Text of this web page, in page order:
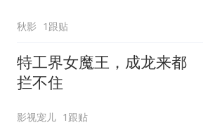
秋影 1跟贴
特工界女魔王，成龙来都
拦不住
影视宠儿 1跟贴